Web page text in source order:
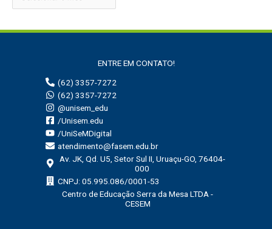
ENTRE EM CONTATO!
(62) 3357-7272
(62) 3357-7272
@unisem_edu
/Unisem.edu
/UniSeMDigital
atendimento@fasem.edu.br
Av. JK, Qd. U5, Setor Sul II, Uruaçu-GO, 76404-
000
CNPJ: 05.995.086/0001-53
Centro de Educação Serra da Mesa LTDA -
CESEM